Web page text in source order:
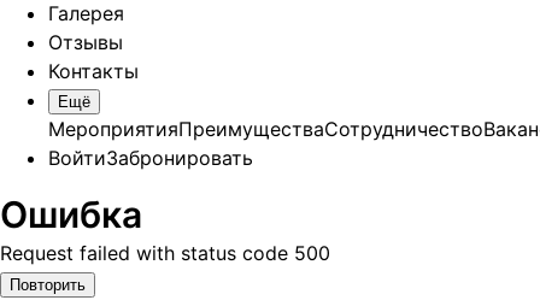
Галерея
Отзывы
Контакты
Ещё
МероприятияПреимуществаСотрудничество
ВойтиЗабронировать
Ошибка
Request failed with status code 500
Повторить